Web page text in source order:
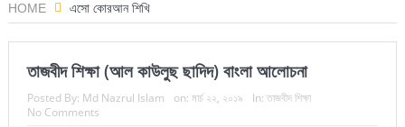
HOME এসো কোরআন শিখি
তাজবীদ শিক্ষা (আল কাউলুছ ছাদিদ) বাংলা আলোচনা
Posted By: Md Nazrul Islam on: মার্চ ২২, ২০১৯ In: তাজবীদ শিক্ষা
No Comments